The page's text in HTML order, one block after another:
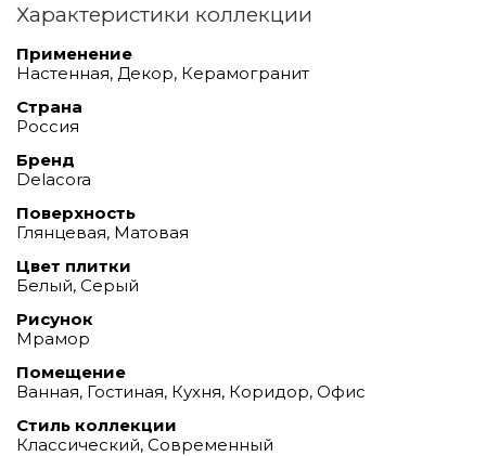
Характеристики коллекции
Применение
Настенная, Декор, Керамогранит
Страна
Россия
Бренд
Delacora
Поверхность
Глянцевая, Матовая
Цвет плитки
Белый, Серый
Рисунок
Мрамор
Помещение
Ванная, Гостиная, Кухня, Коридор, Офис
Стиль коллекции
Классический, Современный